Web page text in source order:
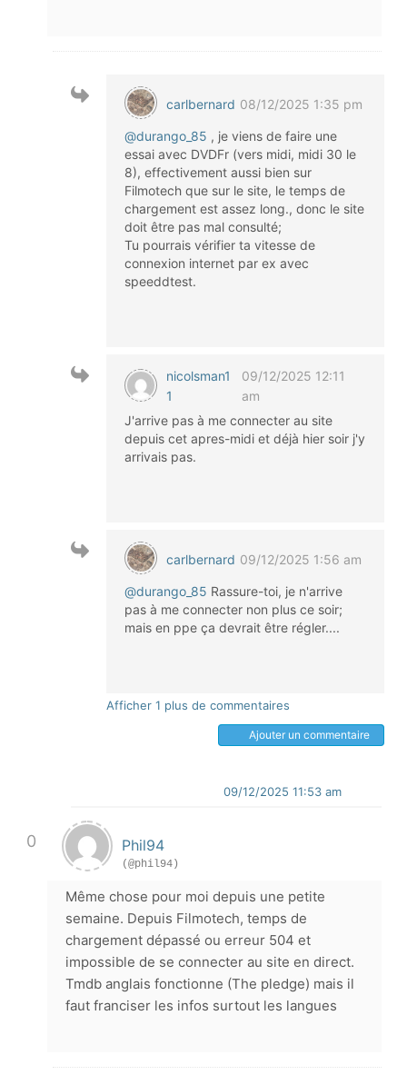
carlbernard 08/12/2025 1:35 pm
@durango_85 , je viens de faire une
essai avec DVDFr (vers midi, midi 30 le
8), effectivement aussi bien sur
Filmotech que sur le site, le temps de
chargement est assez long., donc le site
doit être pas mal consulté;
Tu pourrais vérifier ta vitesse de
connexion internet par ex avec
speeddtest.
nicolsman1
1
09/12/2025 12:11
am
J'arrive pas à me connecter au site
depuis cet apres-midi et déjà hier soir j'y
arrivais pas.
carlbernard 09/12/2025 1:56 am
@durango_85 Rassure-toi, je n'arrive
pas à me connecter non plus ce soir;
mais en ppe ça devrait être régler....
Afficher 1 plus de commentaires
Ajouter un commentaire
0
09/12/2025 11:53 am
Phil94
(@phil94)
Même chose pour moi depuis une petite
semaine. Depuis Filmotech, temps de
chargement dépassé ou erreur 504 et
impossible de se connecter au site en direct.
Tmdb anglais fonctionne (The pledge) mais il
faut franciser les infos surtout les langues